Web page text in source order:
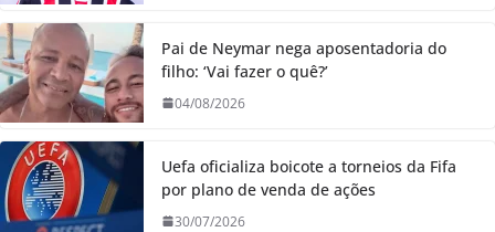
Pai de Neymar nega aposentadoria do
filho: ‘Vai fazer o quê?’
04/08/2026
Uefa oficializa boicote a torneios da Fifa
por plano de venda de ações
30/07/2026